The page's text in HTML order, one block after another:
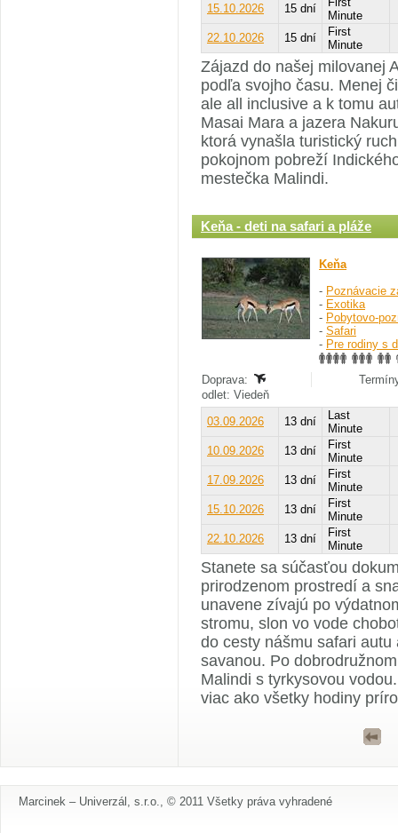
15.10.2026
15 dní
Minute
22.10.2026
15 dní
First
Minute
Zájazd do našej milovanej
podľa svojho času. Menej
ale all inclusive a k tomu
Masai Mara a jazera
ktorá vynašla turistický
pokojnom pobreží
mestečka Malindi.
Keňa - deti na safari a pláže
Keňa
- Poznávacie
- Exotika
- Pobytovo-
- Safari
- Pre rodiny s
Doprava:
odlet: Viedeň
03.09.2026
13 dní
Last
Minute
10.09.2026
13 dní
First
Minute
17.09.2026
13 dní
First
Minute
15.10.2026
13 dní
First
Minute
22.10.2026
13 dní
First
Minute
Stanete sa súčasťou
prirodzenom prostredí a
unavene zívajú po
stromu, slon vo vode
do cesty nášmu safari
savanou. Po
Malindi s tyrkysovou
viac ako všetky hodiny
Marcinek – Univerzál, s.r.o., © 2011 Všetky práva vyhradené